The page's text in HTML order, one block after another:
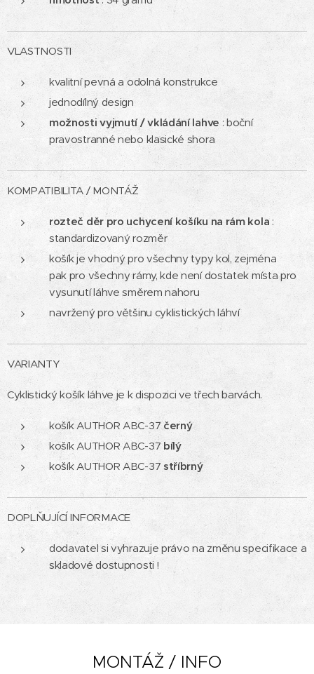
VLASTNOSTI
kvalitní pevná a odolná konstrukce
jednodílný design
možnosti vyjmutí / vkládání lahve : boční
pravostranné nebo klasické shora
KOMPATIBILITA / MONTÁŽ
rozteč děr pro uchycení košíku na rám kola :
standardizovaný rozměr
košík je vhodný pro všechny typy kol, zejména
pak pro všechny rámy, kde není dostatek místa pro
vysunutí láhve směrem nahoru
navržený pro většinu cyklistických láhví
VARIANTY
Cyklistický košík láhve je k dispozici ve třech barvách.
košík AUTHOR ABC-37černý
košík AUTHOR ABC-37 bílý
košík AUTHOR ABC-37 stříbrný
DOPLŇUJÍCÍ INFORMACE
dodavatel si vyhrazuje právo na změnu specifikace a
skladové dostupnosti !
MONTÁŽ / INFO